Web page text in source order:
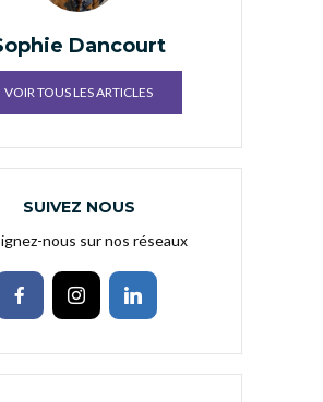
Dancourt
VOIR TOUS LES ARTICLES
SUIVEZ NOUS
nous sur nos réseaux